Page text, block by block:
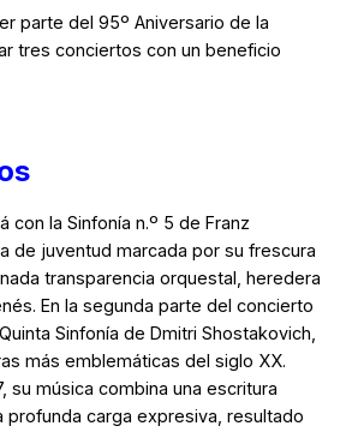
parte del 95º Aniversario de la
tres conciertos con un beneficio
con la Sinfonía n.º 5 de Franz
de juventud marcada por su frescura
transparencia orquestal, heredera
En la segunda parte del concierto
Sinfonía de Dmitri Shostakovich,
más emblemáticas del siglo XX.
su música combina una escritura
profunda carga expresiva, resultado